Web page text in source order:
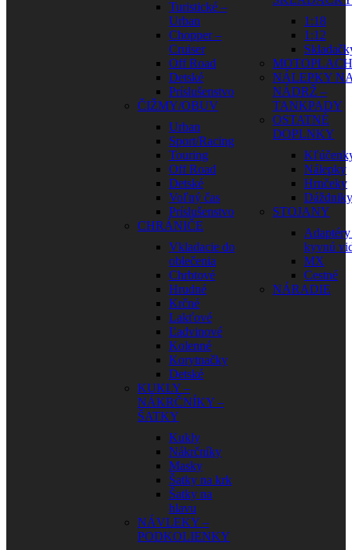
Turistické –
Urban
Chopper –
Cruiser
Off Road
Detské
Príslušenstvo
ČIŽMY/OBUV
Urban
Sport/Racing
Touring
Off Road
Detské
Voľný čas
Príslušenstvo
CHRÁNIČE
Vkladacie do
oblečenia
Chrbtové
Hrudné
Krčné
Lakťové
Ľadvinové
Kolenné
Korytnačky
Detské
KUKLY –
NÁKRČNÍKY –
ŠATKY
Kukly
Nákrčníky
Masky
Šatky na krk
Šatky na
hlavu
NÁVLEKY –
PODKOLIENKY
1:18
1:12
NÁLEPKY
NÁDRŽ –
TANKPADY
OSTATNÉ
DOPLNKY
Nálepky
Hrnčeky
Dáždniky
STOJANY
kyvnú
MX
Cestné
NÁRADIE